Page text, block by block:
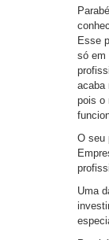
Esse
só em
acaba
pois o
O seu
Uma